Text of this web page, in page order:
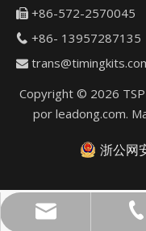
 +86-572-2570045
 +86- 13957287135

Copyright © 2026
por leadong.com.
浙公网